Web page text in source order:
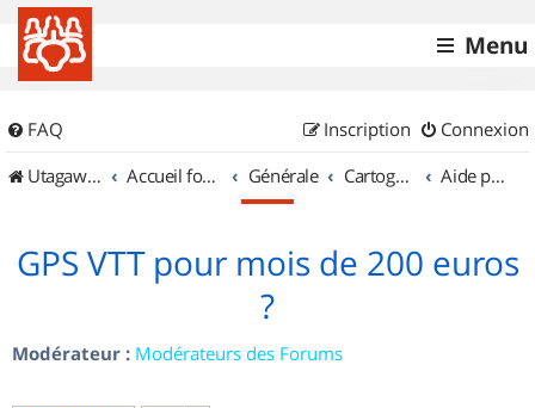
Menu
FAQ Connexion
Inscription
UtagawaVTT (Randos VTT et VTTAE avec traces GPS)
Accueil forum Générale Cartographie et GPS Aide pour l'achat d'un GPS
GPS VTT pour mois de 200 euros
?
Modérateur : Modérateurs des Forums